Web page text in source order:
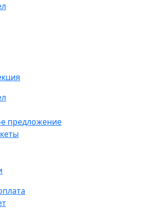
предложение